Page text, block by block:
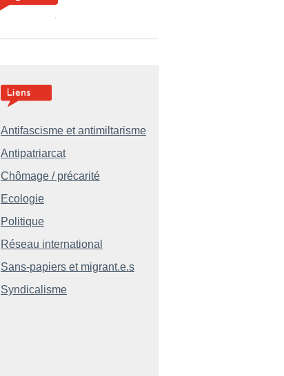
Antifascisme et antimiltarisme
Antipatriarcat
Chômage / précarité
Ecologie
Politique
Réseau international
Sans-papiers et migrant.e.s
Syndicalisme